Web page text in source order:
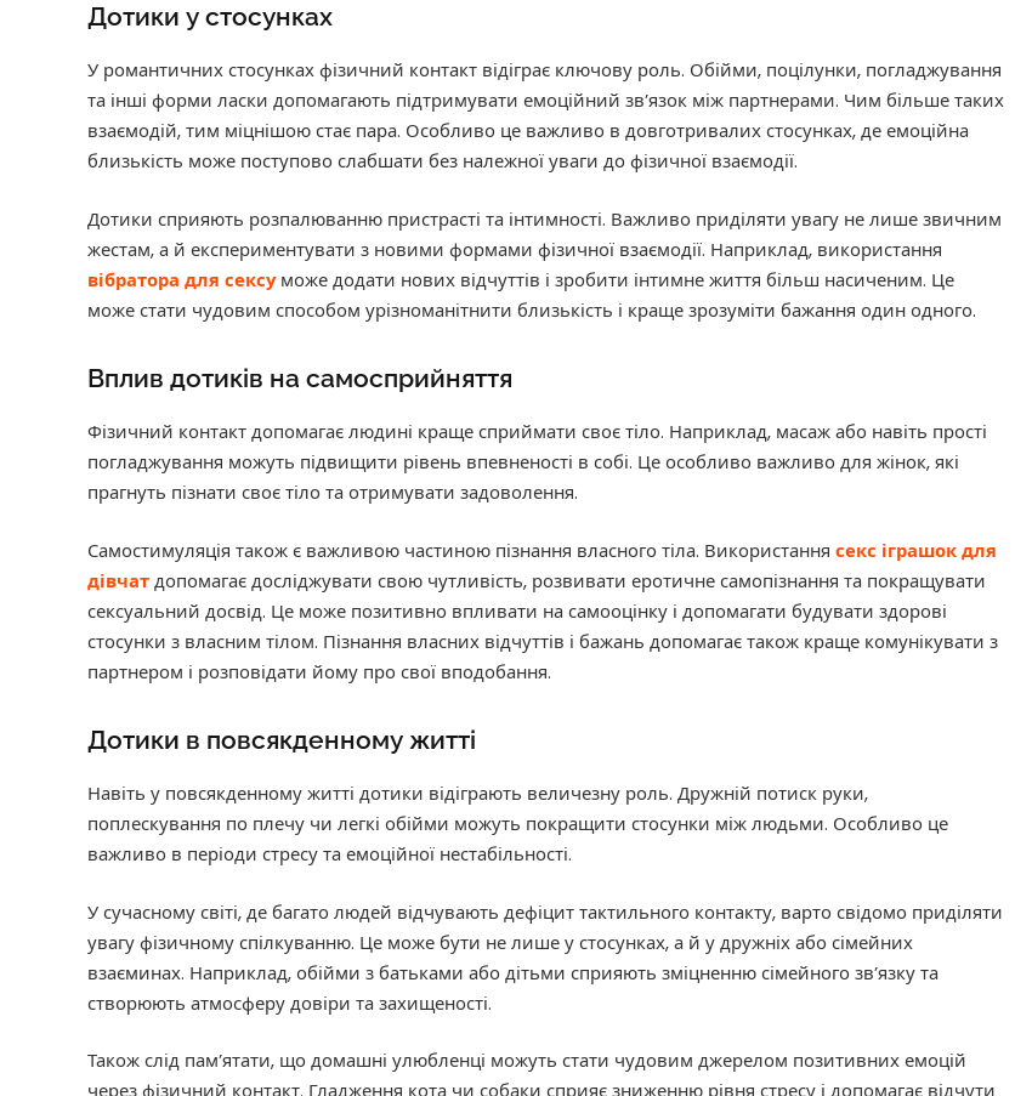
Дотики у стосунках
У романтичних стосунках фізичний контакт відіграє ключову роль. Обійми, поцілунки, погладжування
та інші форми ласки допомагають підтримувати емоційний зв’язок між партнерами. Чим більше таких
взаємодій, тим міцнішою стає пара. Особливо це важливо в довготривалих стосунках, де емоційна
близькість може поступово слабшати без належної уваги до фізичної взаємодії.
Дотики сприяють розпалюванню пристрасті та інтимності. Важливо приділяти увагу не лише звичним
жестам, а й експериментувати з новими формами фізичної взаємодії. Наприклад, використання
вібратора для сексуможе додати нових відчуттів і зробити інтимне життя більш насиченим. Це
може стати чудовим способом урізноманітнити близькість і краще зрозуміти бажання один одного.
Вплив дотиків на самосприйняття
Фізичний контакт допомагає людині краще сприймати своє тіло. Наприклад, масаж або навіть прості
погладжування можуть підвищити рівень впевненості в собі. Це особливо важливо для жінок, які
прагнуть пізнати своє тіло та отримувати задоволення.
Самостимуляція також є важливою частиною пізнання власного тіла. Використання секс іграшок для
дівчатдопомагає досліджувати свою чутливість, розвивати еротичне самопізнання та покращувати
сексуальний досвід. Це може позитивно впливати на самооцінку і допомагати будувати здорові
стосунки з власним тілом. Пізнання власних відчуттів і бажань допомагає також краще комунікувати з
партнером і розповідати йому про свої вподобання.
Дотики в повсякденному житті
Навіть у повсякденному житті дотики відіграють величезну роль. Дружній потиск руки,
поплескування по плечу чи легкі обійми можуть покращити стосунки між людьми. Особливо це
важливо в періоди стресу та емоційної нестабільності.
У сучасному світі, де багато людей відчувають дефіцит тактильного контакту, варто свідомо приділяти
увагу фізичному спілкуванню. Це може бути не лише у стосунках, а й у дружніх або сімейних
взаєминах. Наприклад, обійми з батьками або дітьми сприяють зміцненню сімейного зв’язку та
створюють атмосферу довіри та захищеності.
Також слід пам’ятати, що домашні улюбленці можуть стати чудовим джерелом позитивних емоцій
через фізичний контакт. Гладження кота чи собаки сприяє зниженню рівня стресу і допомагає відчути